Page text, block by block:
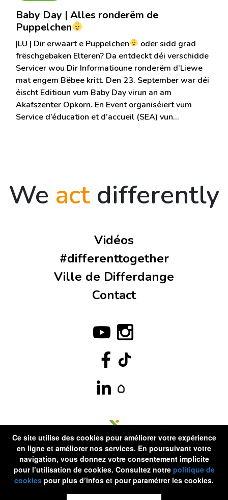
Baby Day | Alles ronderëm de
Puppelchen
|LU | Dir erwaart e Puppelchen
oder sidd grad
frëschgebaken Elteren? Da entdeckt déi verschidde
Servicer wou Dir Informatioune ronderëm d’Liewe
mat engem Bëbee kritt. Den 23. September war déi
éischt Editioun vum Baby Day virun an am
Akafszenter Opkorn. En Event organiséiert vum
Service d’éducation et d’accueil (SEA) vun…
We act differently
Vidéos
#differenttogether
Ville de Differdange
Contact
Ce site utilise des cookies pour améliorer votre expérience
en ligne et améliorer nos services. En poursuivant votre
navigation, vous donnez votre consentement implicite
pour l’utilisation de cookies. Consultez notre politique de
cookies pour plus d’infos et pour paramétrer les cookies.